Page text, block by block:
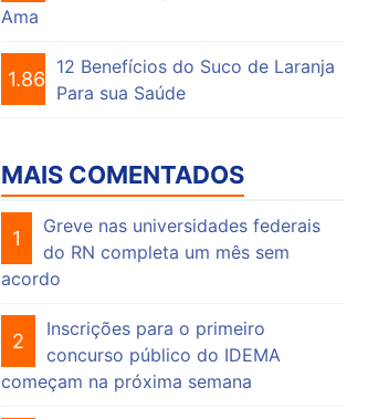
Ama
1.863
12 Benefícios do Suco de Laranja
Para sua Saúde
MAIS COMENTADOS
1
Greve nas universidades federais
do RN completa um mês sem
acordo
2
Inscrições para o primeiro
concurso público do IDEMA
começam na próxima semana